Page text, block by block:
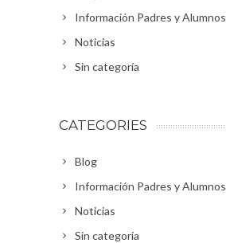
Información Padres y Alumnos
Noticias
Sin categoría
CATEGORIES
Blog
Información Padres y Alumnos
Noticias
Sin categoría